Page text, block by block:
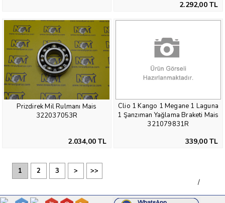
2.292,00 TL
Prizdirek Mil Rulmanı Mais
322037053R
2.034,00 TL
Clio 1 Kango 1 Megane 1 Laguna
1 Şanzıman Yağlama Braketi Mais
321079831R
339,00 TL
1 2 3 >
>>
/